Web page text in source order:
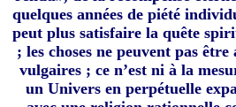
quelques années de piété
peut plus satisfaire la quête
; les choses ne peuvent pas être
vulgaires ; ce n’est ni à la
un Univers en perpétuelle